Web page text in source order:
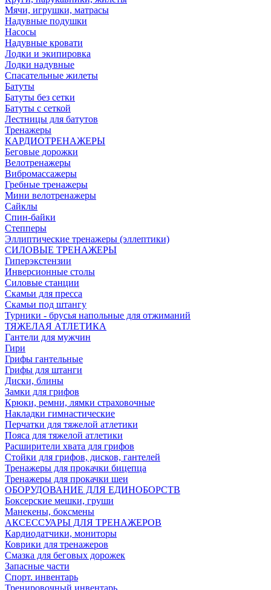
Мячи, игрушки, матрасы
Надувные подушки
Насосы
Надувные кровати
Лодки и экипировка
Лодки надувные
Спасательные жилеты
Батуты
Батуты без сетки
Батуты с сеткой
Лестницы для батутов
Тренажеры
КАРДИОТРЕНАЖЕРЫ
Беговые дорожки
Велотренажеры
Вибромассажеры
Гребные тренажеры
Мини велотренажеры
Сайклы
Спин-байки
Степперы
Эллиптические тренажеры (эллептики)
СИЛОВЫЕ ТРЕНАЖЕРЫ
Гиперэкстензии
Инверсионные столы
Силовые станции
Скамьи для пресса
Скамьи под штангу
Турники - брусья напольные для отжиманий
ТЯЖЕЛАЯ АТЛЕТИКА
Гантели для мужчин
Гири
Грифы гантельные
Грифы для штанги
Диски, блины
Замки для грифов
Крюки, ремни, лямки страховочные
Накладки гимнастические
Перчатки для тяжелой атлетики
Пояса для тяжелой атлетики
Расширители хвата для грифов
Стойки для грифов, дисков, гантелей
Тренажеры для прокачки бицепца
Тренажеры для прокачки шеи
ОБОРУДОВАНИЕ ДЛЯ ЕДИНОБОРСТВ
Боксерские мешки, груши
Манекены, боксмены
АКСЕССУАРЫ ДЛЯ ТРЕНАЖЕРОВ
Кардиодатчики, мониторы
Коврики для тренажеров
Смазка для беговых дорожек
Запасные части
Спорт. инвентарь
Тренировочный инвентарь